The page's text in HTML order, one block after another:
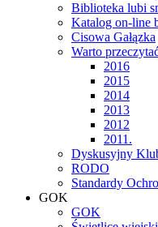
Biblioteka lubi
Katalog on-line
Cisowa Gałązka
Warto
2016
2015
2014
2013
2012
2011.
Dyskusyjny
RODO
Standardy
GOK
GOK